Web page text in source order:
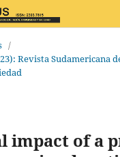
/
Revista Sudamericana
impact of a